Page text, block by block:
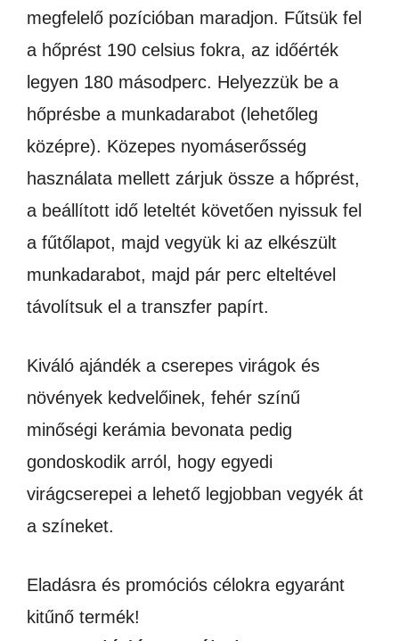
megfelelő pozícióban maradjon. Fűtsük fel
a hőprést 190 celsius fokra, az időérték
legyen 180 másodperc. Helyezzük be a
hőprésbe a munkadarabot (lehetőleg
középre). Közepes nyomáserősség
használata mellett zárjuk össze a hőprést,
a beállított idő leteltét követően nyissuk fel
a fűtőlapot, majd vegyük ki az elkészült
munkadarabot, majd pár perc elteltével
távolítsuk el a transzfer papírt.
Kiváló ajándék a cserepes virágok és
növények kedvelőinek, fehér színű
minőségi kerámia bevonata pedig
gondoskodik arról, hogy egyedi
virágcserepei a lehető legjobban vegyék át
a színeket.
Eladásra és promóciós célokra egyaránt
kitűnő termék!